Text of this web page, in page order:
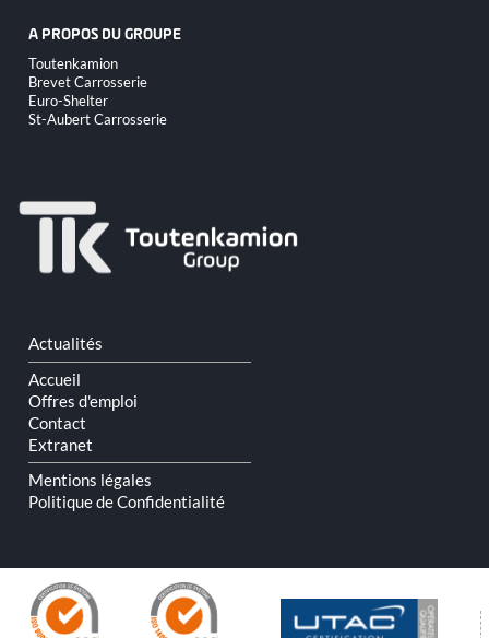
A PROPOS DU GROUPE
Aller
au
contenu
Toutenkamion
Brevet Carrosserie
Euro-Shelter
St-Aubert Carrosserie
Aller
au
contenu
Actualités
Accueil
Offres d'emploi
Contact
Extranet
Mentions légales
Politique de Confidentialité